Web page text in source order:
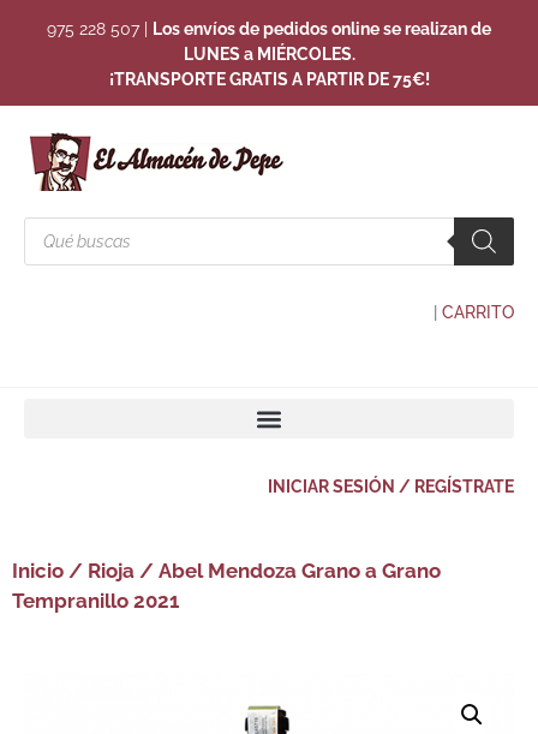
975 228 507
Los envíos de pedidos online se realizan de
LUNES a MIÉRCOLES.
¡TRANSPORTE GRATIS A PARTIR DE 75€!
CARRITO
INICIAR SESIÓN / REGÍSTRATE
Inicio / Rioja / Abel Mendoza Grano a Grano
Tempranillo 2021